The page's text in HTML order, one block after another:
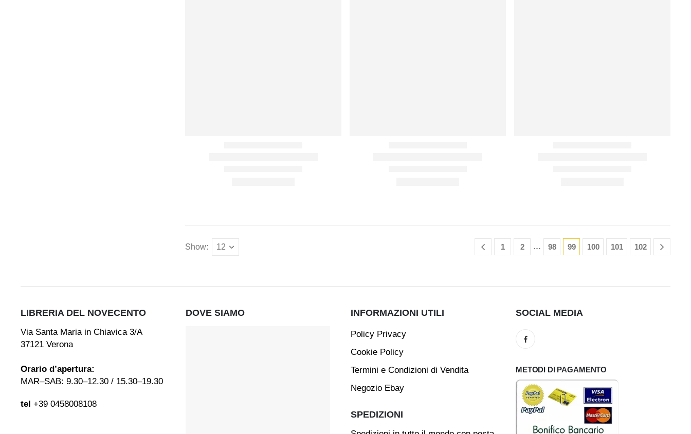
Show: 1 2 … 98 99 100 101 102
LIBRERIA DEL NOVECENTO
Via Santa Maria in Chiavica 3/A
37121 Verona
Orario d’apertura:
MAR–SAB: 9.30–12.30 / 15.30–19.30
tel +39 0458008108
DOVE SIAMO INFORMAZIONI UTILI
Policy Privacy
Cookie Policy
Termini e Condizioni di Vendita
Negozio Ebay
SPEDIZIONI
SOCIAL MEDIA
METODI DI PAGAMENTO